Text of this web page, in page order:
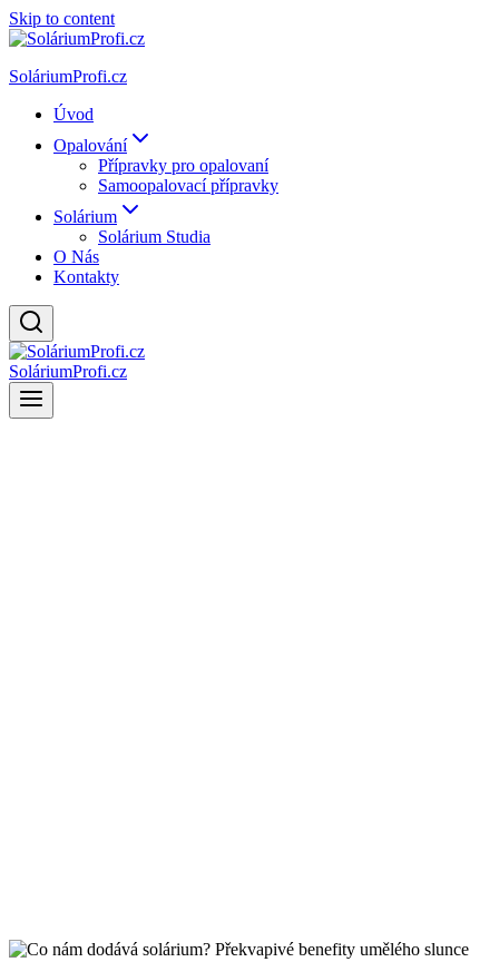
Skip to content
SoláriumProfi.cz
Úvod
Opalování
Přípravky pro opalovaní
Samoopalovací přípravky
Solárium
Solárium Studia
O Nás
Kontakty
SoláriumProfi.cz